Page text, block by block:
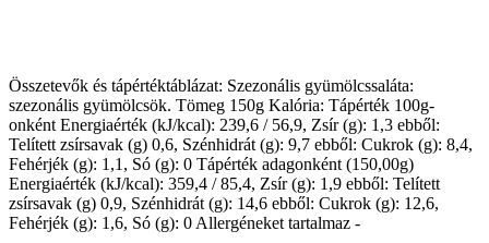
Összetevők és tápértéktáblázat: Szezonális gyümölcssaláta:
szezonális gyümölcsök. Tömeg 150g Kalória: Tápérték 100g-
onként Energiaérték (kJ/kcal): 239,6 / 56,9, Zsír (g): 1,3 ebből:
Telített zsírsavak (g) 0,6, Szénhidrát (g): 9,7 ebből: Cukrok (g): 8,4,
Fehérjék (g): 1,1, Só (g): 0 Tápérték adagonként (150,00g)
Energiaérték (kJ/kcal): 359,4 / 85,4, Zsír (g): 1,9 ebből: Telített
zsírsavak (g) 0,9, Szénhidrát (g): 14,6 ebből: Cukrok (g): 12,6,
Fehérjék (g): 1,6, Só (g): 0 Allergéneket tartalmaz -